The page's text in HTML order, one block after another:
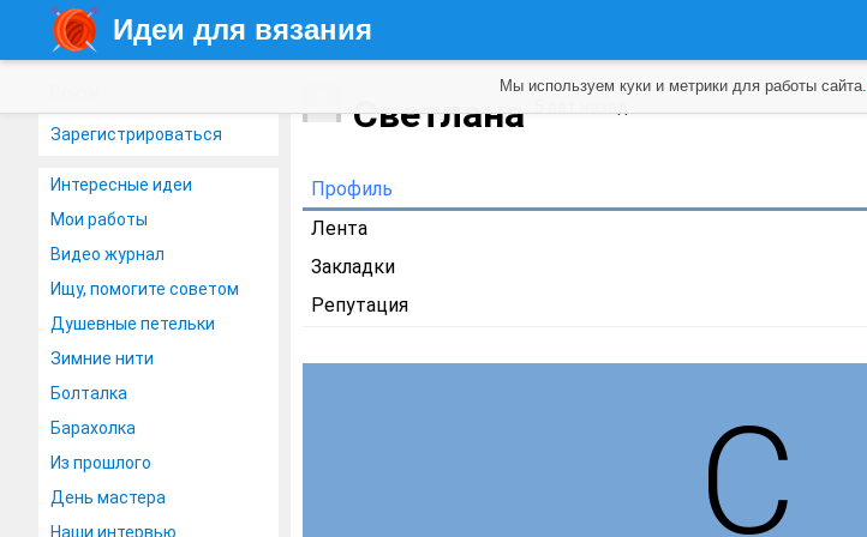
Идеи для вязания
Зарегистрироваться
Интересные идеи
Мои работы
Видео журнал
Ищу, помогите советом
Душевные петельки
Зимние нити
Болталка
Барахолка
Из прошлого
День мастера
Наши интервью
Светлана
Профиль
Лента
Закладки
Репутация
Мы используем куки и метрики для работы сайта.